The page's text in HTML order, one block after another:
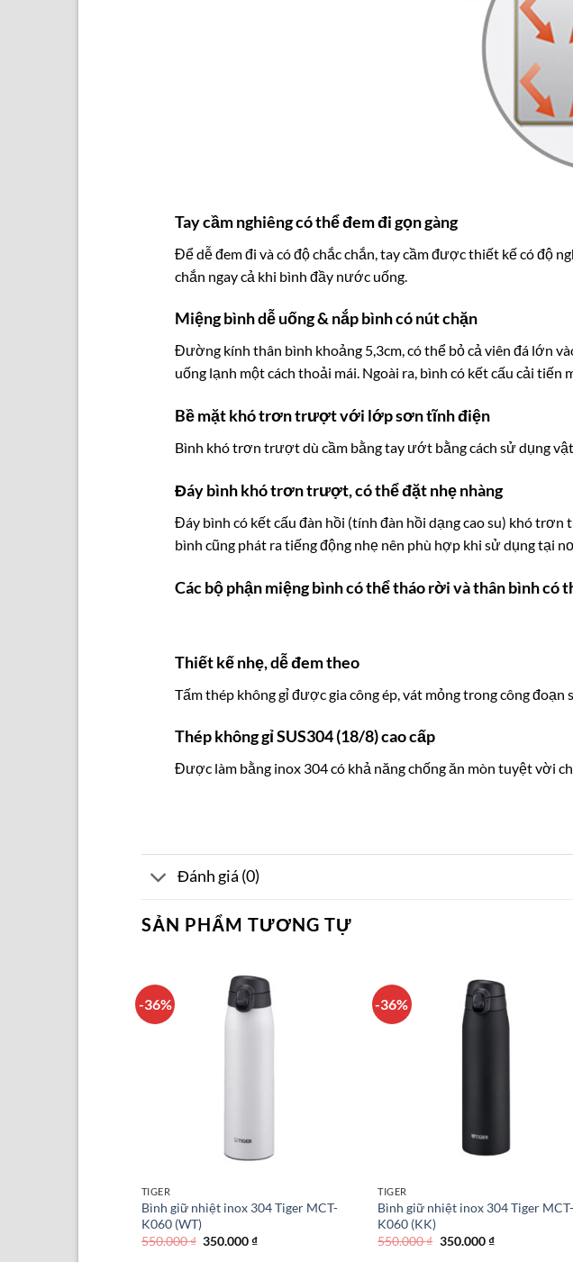
Tay cầm nghiêng có thể đem đi gọn gàng
Để dễ đem đi và có độ chắc chắn, tay cầm được thiết kế có độ
chắn ngay cả khi bình đầy nước uống.
Miệng bình dễ uống & nắp bình có nút chặn
Đường kính thân bình khoảng 5,3cm, có thể bỏ cả viên đá lớn
uống lạnh một cách thoải mái. Ngoài ra, bình có kết cấu cải tiến
Bề mặt khó trơn trượt với lớp sơn tĩnh điện
Bình khó trơn trượt dù cầm bằng tay ướt bằng cách sử dụng
Đáy bình khó trơn trượt, có thể đặt nhẹ nhàng
Đáy bình có kết cấu đàn hồi (tính đàn hồi dạng cao su) khó
bình cũng phát ra tiếng động nhẹ nên phù hợp khi sử dụng tại
Các bộ phận miệng bình có thể tháo rời và thân bình có
Thiết kế nhẹ, dễ đem theo
Tấm thép không gỉ được gia công ép, vát mỏng trong công
Thép không gỉ SUS304 (18/8) cao cấp
Được làm bằng inox 304 có khả năng chống ăn mòn tuyệt vời
Đánh giá (0)
SẢN PHẨM TƯƠNG TỰ
-36%
TIGER
Bình giữ nhiệt inox 304 Tiger MCT-
K060 (WT)
550.000₫ Giá
350.000₫Giá
-36%
TIGER
Bình giữ nhiệt inox 304 Tiger MCT-
K060 (KK)
550.000₫ Giá
350.000₫Giá